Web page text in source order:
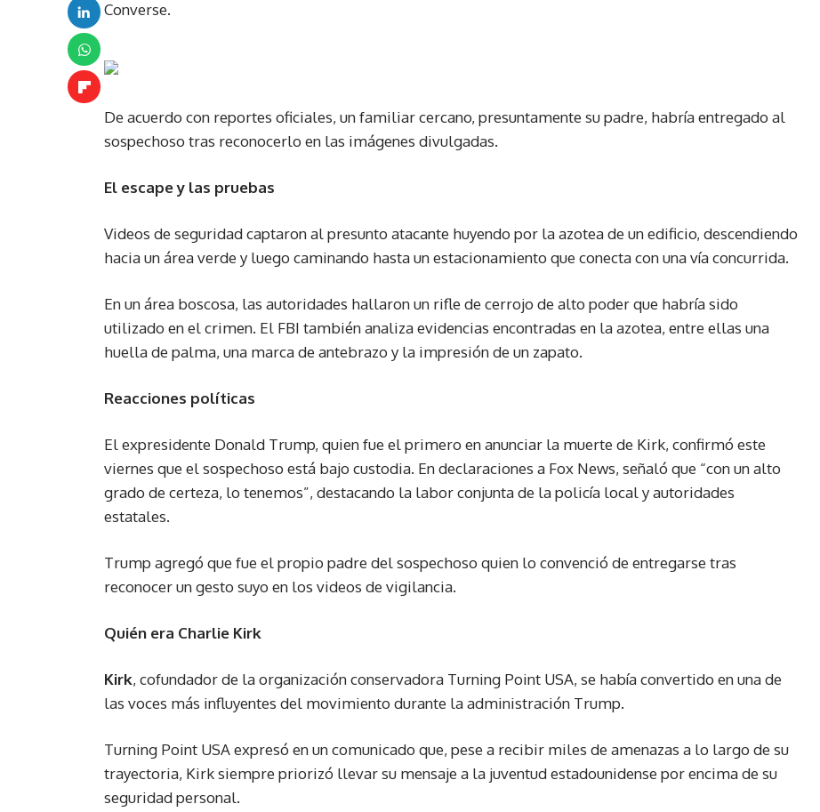
Converse.
De acuerdo con reportes oficiales, un familiar cercano, presuntamente su padre, habría entregado al
sospechoso tras reconocerlo en las imágenes divulgadas.
El escape y las pruebas
Videos de seguridad captaron al presunto atacante huyendo por la azotea de un edificio, descendiendo
hacia un área verde y luego caminando hasta un estacionamiento que conecta con una vía concurrida.
En un área boscosa, las autoridades hallaron un rifle de cerrojo de alto poder que habría sido
utilizado en el crimen. El FBI también analiza evidencias encontradas en la azotea, entre ellas una
huella de palma, una marca de antebrazo y la impresión de un zapato.
Reacciones políticas
El expresidente Donald Trump, quien fue el primero en anunciar la muerte de Kirk, confirmó este
viernes que el sospechoso está bajo custodia. En declaraciones a Fox News, señaló que “con un alto
grado de certeza, lo tenemos”, destacando la labor conjunta de la policía local y autoridades
estatales.
Trump agregó que fue el propio padre del sospechoso quien lo convenció de entregarse tras
reconocer un gesto suyo en los videos de vigilancia.
Quién era Charlie Kirk
Kirk, cofundador de la organización conservadora Turning Point USA, se había convertido en una de
las voces más influyentes del movimiento durante la administración Trump.
Turning Point USA expresó en un comunicado que, pese a recibir miles de amenazas a lo largo de su
trayectoria, Kirk siempre priorizó llevar su mensaje a la juventud estadounidense por encima de su
seguridad personal.